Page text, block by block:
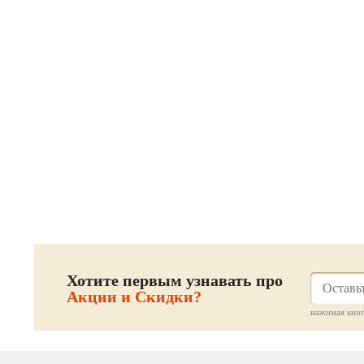
Хотите первым узнавать про
Акции и Скидки?
нажимая